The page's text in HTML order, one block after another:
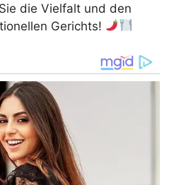
die Vielfalt und den
Gerichts!